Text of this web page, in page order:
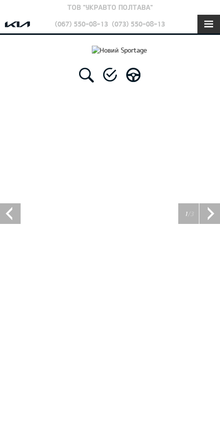
ТОВ "УКРАВТО ПОЛТАВА"
(067) 550-08-13 (073) 550-08-13
1/3